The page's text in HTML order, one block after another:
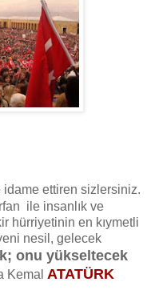
ettiren sizlersiniz.
ile insanlık ve
hürriyetinin en kıymetli
nesil, gelecek
onu yükseltecek
Kemal ATATÜRK